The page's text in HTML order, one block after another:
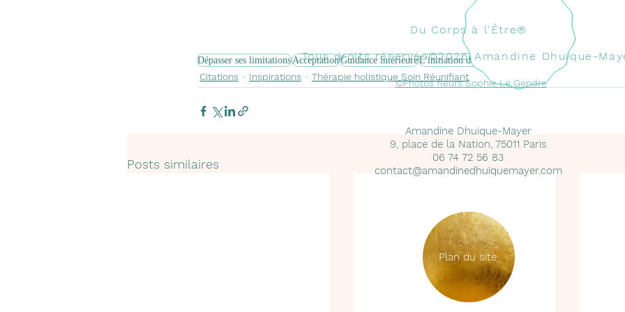
Dépasser ses limitationsAcceptationGuidance intérieureL'initiation de la maladie
Citations Inspirations Thérapie holistique Soin Réunifiant
Posts similaires
Du Corps à l'Être®
Tous droits réservés©2026 Amandine Dhuique-
©Photos fleurs Sophie Le Gendre
Amandine Dhuique-Mayer
9, place de la Nation, 75011 Paris
06 74 72 56 83
contact@amandinedhuiquemayer.com
Plan du site